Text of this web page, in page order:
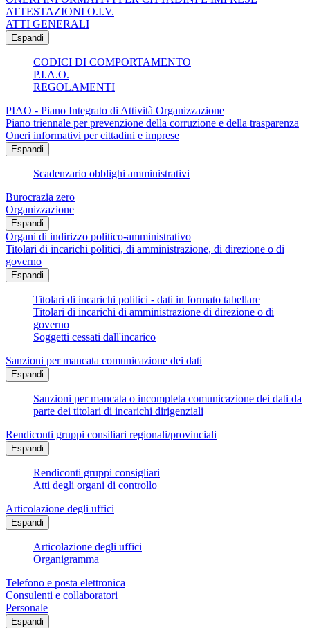
ATTESTAZIONI O.I.V.
ATTI GENERALI
Espandi
CODICI DI COMPORTAMENTO
P.I.A.O.
REGOLAMENTI
PIAO - Piano Integrato di Attività Organizzazione
Piano triennale per prevenzione della corruzione e della trasparenza
Oneri informativi per cittadini e imprese
Espandi
Scadenzario obblighi amministrativi
Burocrazia zero
Organizzazione
Espandi
Organi di indirizzo politico-amministrativo
Titolari di incarichi politici, di amministrazione, di direzione o di
governo
Espandi
Titolari di incarichi politici - dati in formato tabellare
Titolari di incarichi di amministrazione di direzione o di
governo
Soggetti cessati dall'incarico
Sanzioni per mancata comunicazione dei dati
Espandi
Sanzioni per mancata o incompleta comunicazione dei dati da
parte dei titolari di incarichi dirigenziali
Rendiconti gruppi consiliari regionali/provinciali
Espandi
Rendiconti gruppi consigliari
Atti degli organi di controllo
Articolazione degli uffici
Espandi
Articolazione degli uffici
Organigramma
Telefono e posta elettronica
Consulenti e collaboratori
Personale
Espandi